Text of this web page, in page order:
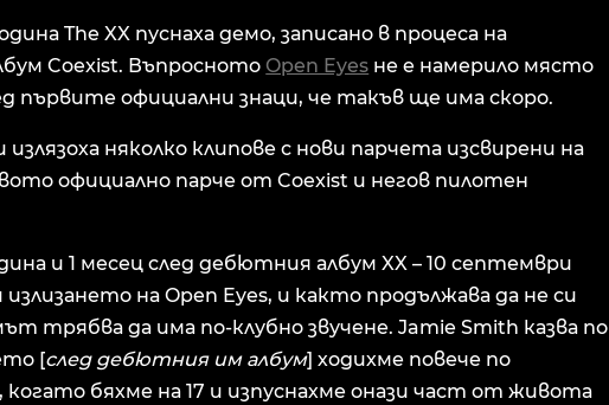
The XX пуснаха демо, записано в процеса на
Coexist. Въпросното Open Eyes не е намерило място
първите официални знаци, че такъв ще има скоро.
няколко клипове с нови парчета изсвирени на
официално парче от Coexist и негов пилотен
и 1 месец след дебютния албум XX – 10 септември
излизането на Open Eyes, и както продължава да не си
трябва да има по-клубно звучене. Jamie Smith казва по
[след дебютния им албум] ходихме повече по
бяхме на 17 и изпуснахме онази част от живота